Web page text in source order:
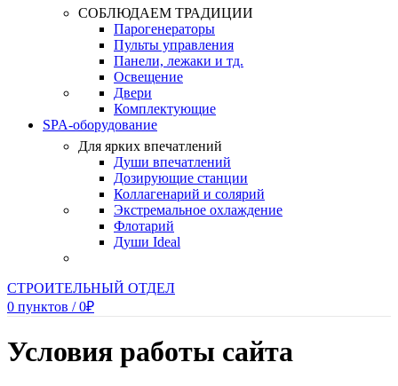
СОБЛЮДАЕМ ТРАДИЦИИ
Парогенераторы
Пульты управления
Панели, лежаки и тд.
Освещение
Двери
Комплектующие
SPA-оборудование
Для ярких впечатлений
Души впечатлений
Дозирующие станции
Коллагенарий и солярий
Экстремальное охлаждение
Флотарий
Души Ideal
СТРОИТЕЛЬНЫЙ ОТДЕЛ
0 пунктов / 0₽
Условия работы сайта